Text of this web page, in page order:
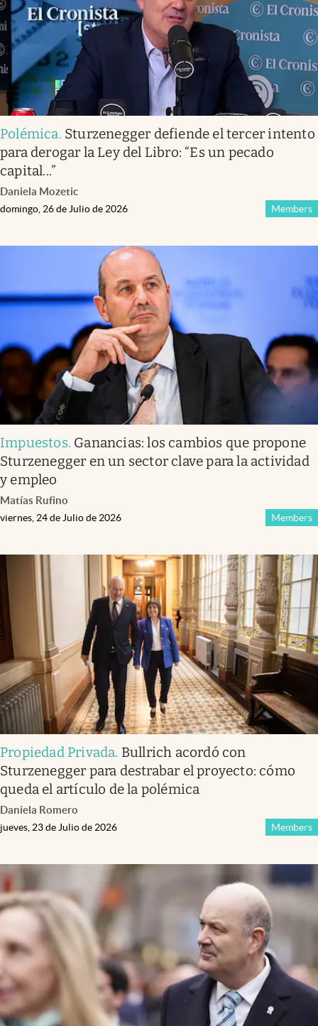
Polémica. Sturzenegger defiende el tercer intento
para derogar la Ley del Libro: “Es un pecado
capital...”
Daniela Mozetic
Members
domingo, 26 de Julio de 2026
Impuestos. Ganancias: los cambios que propone
Sturzenegger en un sector clave para la actividad
y empleo
Matías Rufino
Members
viernes, 24 de Julio de 2026
Propiedad Privada. Bullrich acordó con
Sturzenegger para destrabar el proyecto: cómo
queda el artículo de la polémica
Daniela Romero
Members
jueves, 23 de Julio de 2026